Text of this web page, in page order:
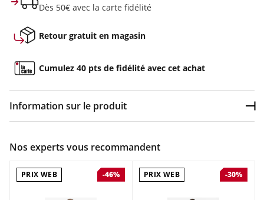
Dès 50€ avec la carte fidélité
Retour gratuit en magasin
Cumulez 40 pts de fidélité avec cet achat
Information sur le produit
Confectionné dans un tissu Fleece doux et confortable, le
Nos experts vous recommandent
PRIX WEB -46% PRIX WEB -30%